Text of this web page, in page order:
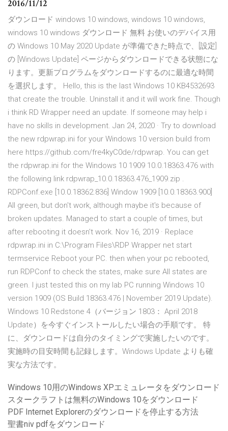
2016/11/12
ダウンロード windows 10 windows, windows 10 windows,
windows 10 windows ダウンロード 無料 お使いのデバイス用
の Windows 10 May 2020 Update が準備できた時点で、[設定]
の [Windows Update] ページからダウンロードできる状態にな
ります。更新プログラムをダウンロードするのに最適な時間
を選択します。 Hello, this is the last Windows 10 KB4532693
that create the trouble. Uninstall it and it will work fine. Though
i think RD Wrapper need an update. If someone may help i
have no skills in development. Jan 24, 2020 · Try to download
the new rdpwrap.ini for your Windows 10 version build from
here https://github.com/fre4kyC0de/rdpwrap. You can get
the rdpwrap.ini for the Windows 10 1909 10.0.18363.476 with
the following link rdpwrap_10.0.18363.476_1909.zip .
RDPConf.exe [10.0.18362.836] Window 1909 [10.0.18363.900]
All green, but don't work, although maybe it's because of
broken updates. Managed to start a couple of times, but
after rebooting it doesn't work. Nov 16, 2019 · Replace
rdpwrap.ini in C:\Program Files\RDP Wrapper net start
termservice Reboot your PC. then when your pc rebooted,
run RDPConf to check the states, make sure All states are
green. I just tested this on my lab PC running Windows 10
version 1909 (OS Build 18363.476 | November 2019 Update).
Windows 10 Redstone 4（バージョン 1803： April 2018
Update）を今すぐインストールしたい場合の手順です。 特
に、ダウンロードは自分のタイミングで実施したいのです。
実施時の目安時間も記録します。Windows Update よりも確
実な方法です。
Windows 10用のWindows XPエミュレータをダウンロード
スタークラフトは無料のWindows 10をダウンロード
PDF Internet Explorerのダウンロードを停止する方法
聖書niv pdfをダウンロード